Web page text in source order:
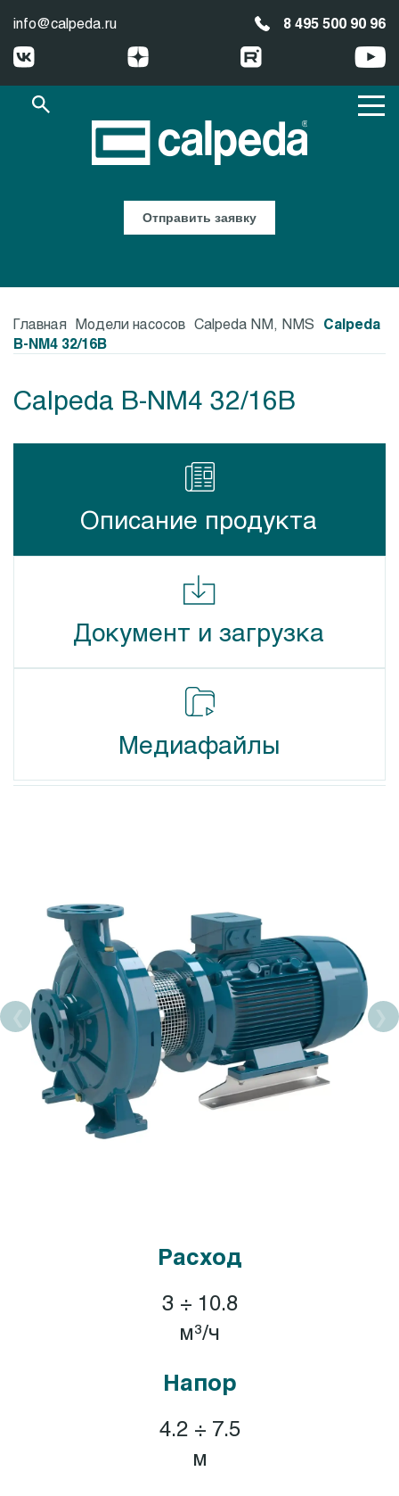
info@calpeda.ru 8 495 500 90 96
Отправить заявку
Главная Модели насосов Calpeda NM, NMS
Calpeda
B-NM4 32/16B
Calpeda B-NM4 32/16B
Описание продукта
Документ и загрузка
Медиафайлы
Расход
3 ÷ 10.8
м³/ч
Напор
4.2 ÷ 7.5
м